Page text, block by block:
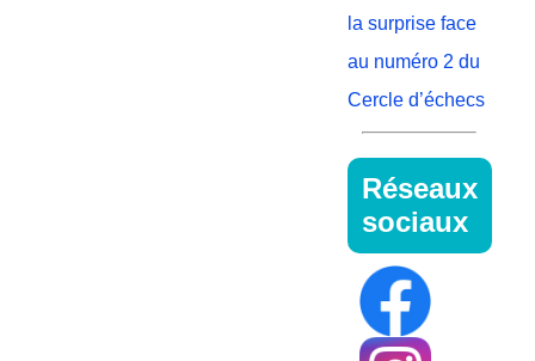
la surprise face
au numéro 2 du
Cercle d’échecs
Réseaux
sociaux